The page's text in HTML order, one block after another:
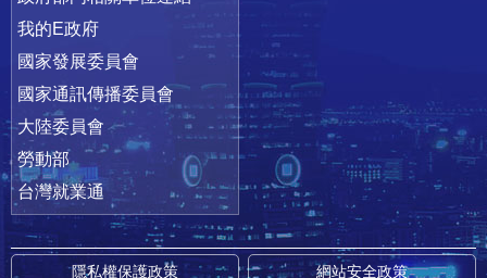
我的E政府
國家發展委員會
國家通訊傳播委員會
大陸委員會
勞動部
台灣就業通
隱私權保護政策 網站安全政策